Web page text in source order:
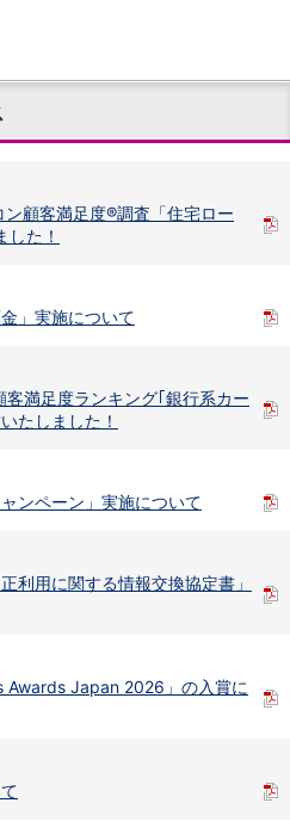
顧客満足度®調査「住宅ロー
した！
」実施について
満足度ランキング｢銀行系カー
たしました！
ンペーン」実施について
利用に関する情報交換協定書」
Awards Japan 2026」の入賞に